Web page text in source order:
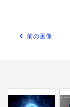
前の画像